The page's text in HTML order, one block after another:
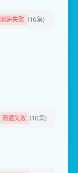
测速失败 (10集)
测速失败 (10集)